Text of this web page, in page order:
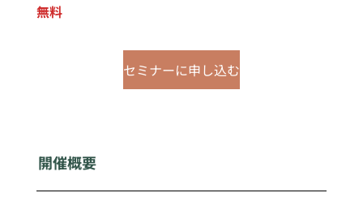
無料
セミナーに申し込む
開催概要